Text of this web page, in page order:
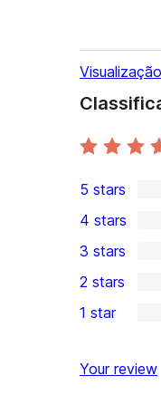
5-
star
reviews
5 stars
4-
star
review
4 stars
3-
star
3 stars
2-
reviews
2 stars
star
1 star
Your review